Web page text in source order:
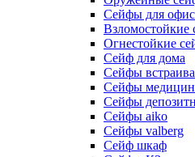
Сейфы для
Взломостойкие
Огнестойкие
Cейф для дома
Сейфы
Сейфы
Сейфы
Сейфы aiko
Сейфы valberg
Сейф шкаф